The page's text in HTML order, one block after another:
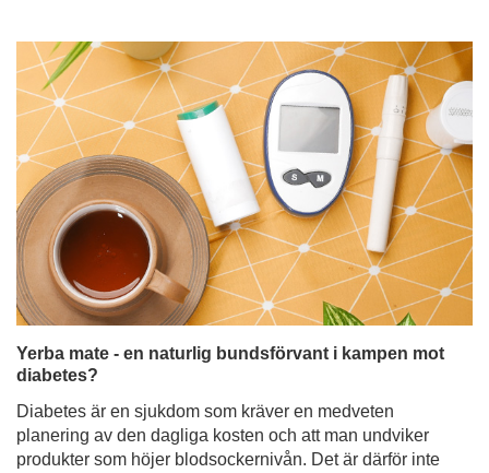
Yerba mate - en naturlig bundsförvant i kampen mot
diabetes?
Diabetes är en sjukdom som kräver en medveten
planering av den dagliga kosten och att man undviker
produkter som höjer blodsockernivån. Det är därför inte